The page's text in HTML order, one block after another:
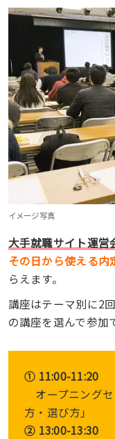
イメージ写真
大手就職サイト運営
その日から使える
らえます。
講座はテーマ別に2
の講座を選んで参加
① 11:00-11:20
オープニング
方・選び方」
② 13:00-13:30